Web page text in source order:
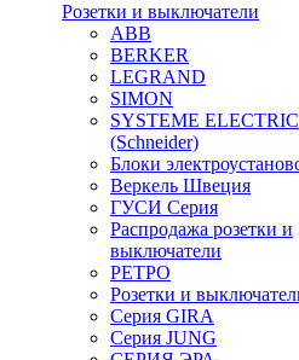
Розетки и выключатели
ABB
BERKER
LEGRAND
SIMON
SYSTEME ELECTRIC
(Schneider)
Блоки
Веркель Швеция
ГУСИ Серия
Распродажа розетки и
выключатели
РЕТРО
Розетки и
Серия GIRA
Серия JUNG